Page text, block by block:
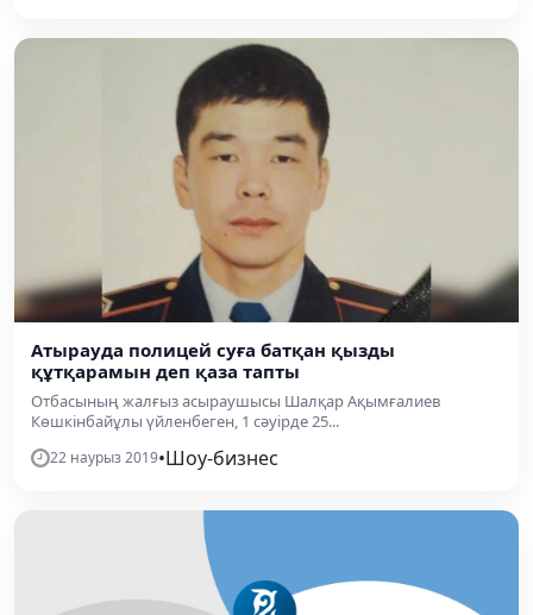
Атырауда полицей суға батқан қызды
құтқарамын деп қаза тапты
Отбасының жалғыз асыраушысы Шалқар Ақымғалиев
Көшкінбайұлы үйленбеген, 1 сәуірде 25...
22 наурыз 2019•Шоу-бизнес